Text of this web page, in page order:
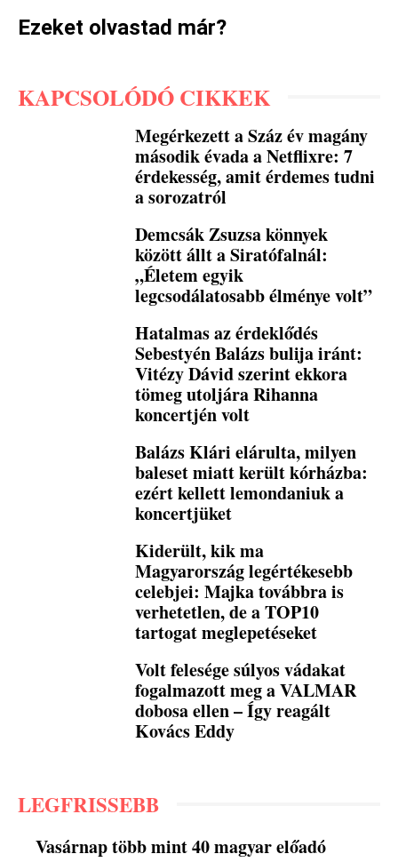
Ezeket olvastad már?
KAPCSOLÓDÓ CIKKEK
Megérkezett a Száz év magány
második évada a Netflixre: 7
érdekesség, amit érdemes tudni
a sorozatról
Demcsák Zsuzsa könnyek
között állt a Siratófalnál:
„Életem egyik
legcsodálatosabb élménye volt”
Hatalmas az érdeklődés
Sebestyén Balázs bulija iránt:
Vitézy Dávid szerint ekkora
tömeg utoljára Rihanna
koncertjén volt
Balázs Klári elárulta, milyen
baleset miatt került kórházba:
ezért kellett lemondaniuk a
koncertjüket
Kiderült, kik ma
Magyarország legértékesebb
celebjei: Majka továbbra is
verhetetlen, de a TOP10
tartogat meglepetéseket
Volt felesége súlyos vádakat
fogalmazott meg a VALMAR
dobosa ellen – Így reagált
Kovács Eddy
LEGFRISSEBB
Vasárnap több mint 40 magyar előadó